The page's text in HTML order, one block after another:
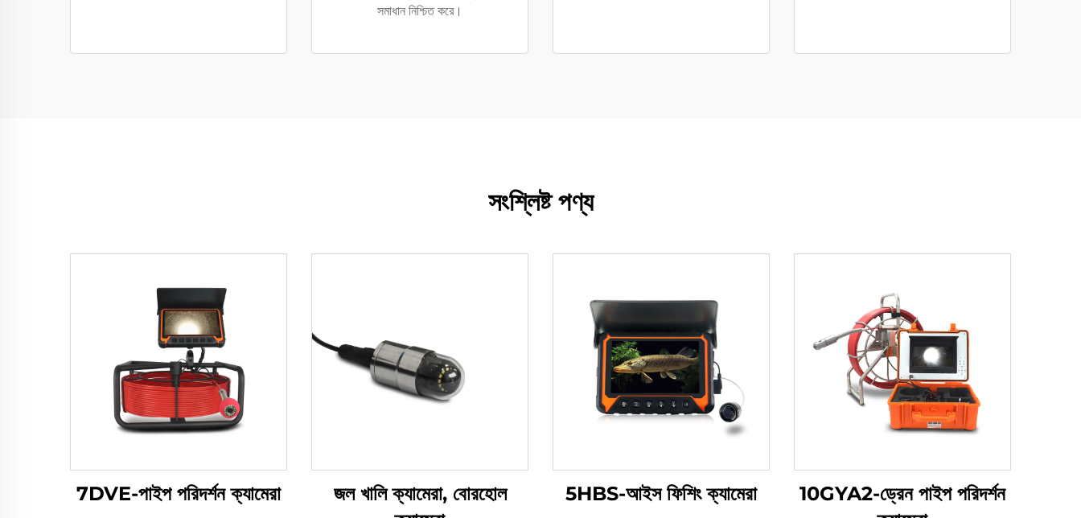
সমাধান নিশ্চিত করে।
সংশ্লিষ্ট পণ্য
7DVE-পাইপ পরিদর্শন ক্যামেরা
জল খালি ক্যামেরা, বোরহোল
5HBS-আইস ফিশিং ক্যামেরা
10GYA2-ড্রেন পাইপ পরিদর্শন